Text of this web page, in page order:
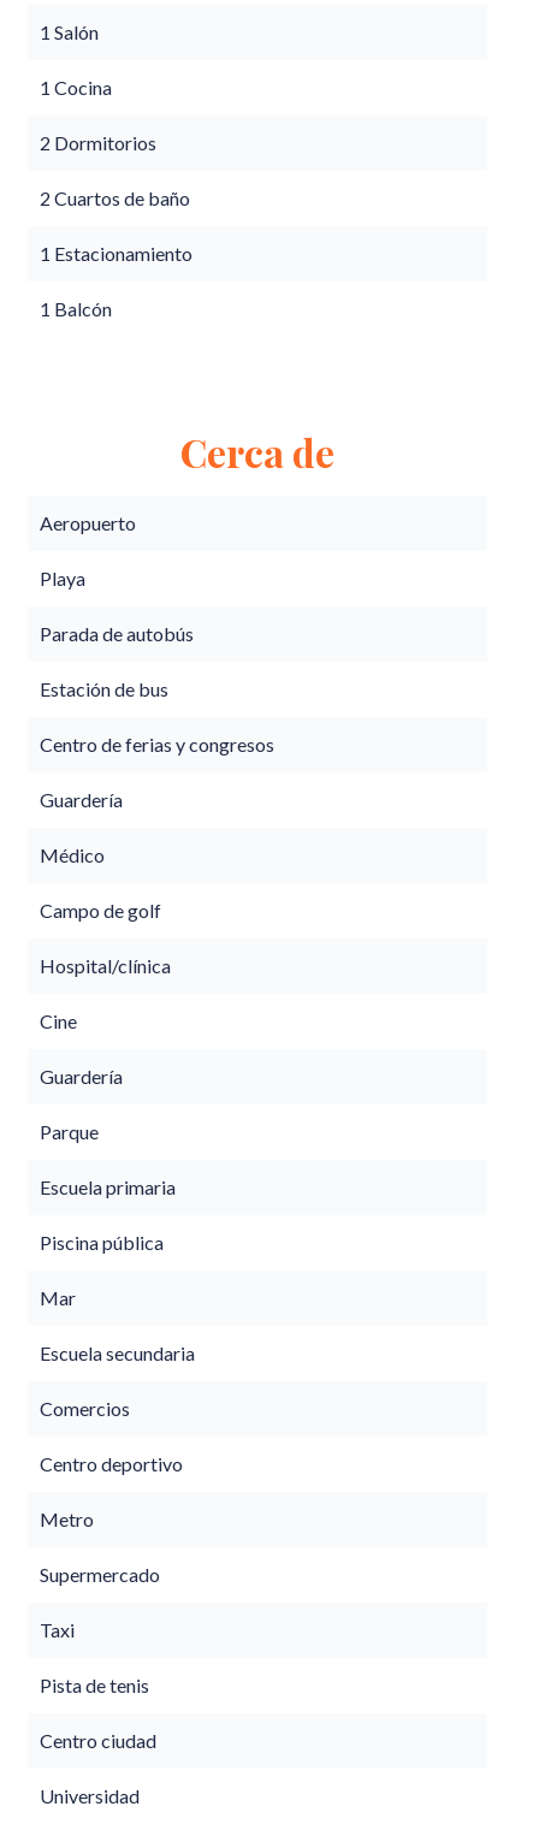
1 Salón
1 Cocina
2 Dormitorios
2 Cuartos de baño
1 Estacionamiento
1 Balcón
Cerca de
Aeropuerto
Playa
Parada de autobús
Estación de bus
Centro de ferias y congresos
Guardería
Médico
Campo de golf
Hospital/clínica
Cine
Guardería
Parque
Escuela primaria
Piscina pública
Mar
Escuela secundaria
Comercios
Centro deportivo
Metro
Supermercado
Taxi
Pista de tenis
Centro ciudad
Universidad